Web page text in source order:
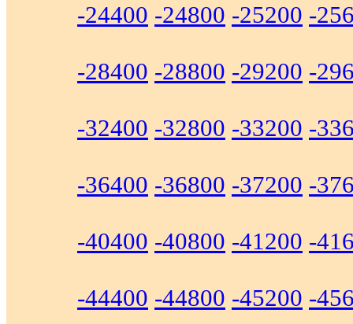
-24400 -24800 -25200 -
-28400 -28800 -29200 -
-32400 -32800 -33200 -
-36400 -36800 -37200 -
-40400 -40800 -41200 -
-44400 -44800 -45200 -